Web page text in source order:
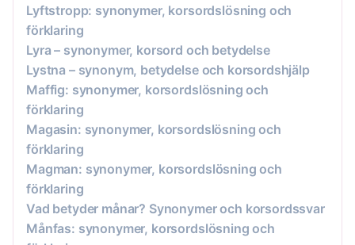
Lyftstropp: synonymer, korsordslösning och
förklaring
Lyra – synonymer, korsord och betydelse
Lystna – synonym, betydelse och korsordshjälp
Maffig: synonymer, korsordslösning och
förklaring
Magasin: synonymer, korsordslösning och
förklaring
Magman: synonymer, korsordslösning och
förklaring
Vad betyder månar? Synonymer och korsordssvar
Månfas: synonymer, korsordslösning och